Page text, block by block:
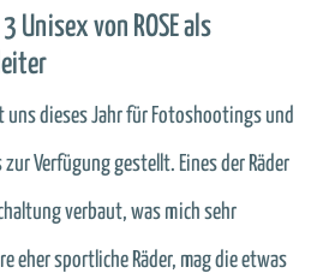
3 Unisex von ROSE als
uns dieses Jahr für Fotoshootings und
Verfügung gestellt. Eines der Räder
verbaut, was mich sehr
eher sportliche Räder, mag die etwas